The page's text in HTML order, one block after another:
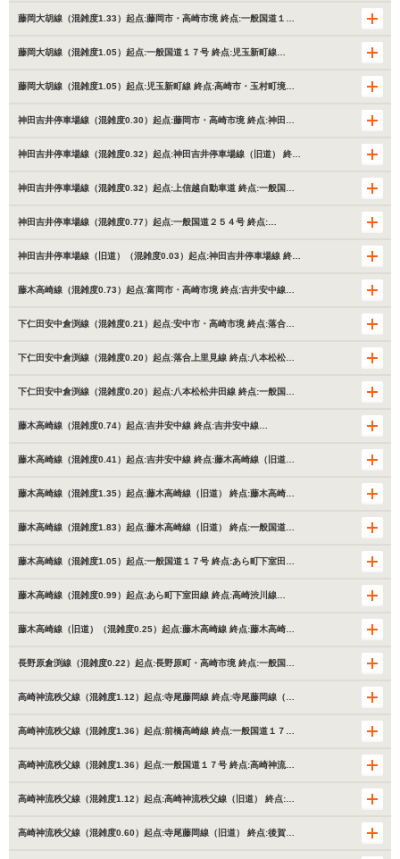
藤岡大胡線（混雑度1.33）起点:藤岡市・高崎市境 終点:一般国道１…
藤岡大胡線（混雑度1.05）起点:一般国道１７号 終点:児玉新町線…
藤岡大胡線（混雑度1.05）起点:児玉新町線 終点:高崎市・玉村町境…
神田吉井停車場線（混雑度0.30）起点:藤岡市・高崎市境 終点:神田…
神田吉井停車場線（混雑度0.32）起点:神田吉井停車場線（旧道） 終…
神田吉井停車場線（混雑度0.32）起点:上信越自動車道 終点:一般国…
神田吉井停車場線（混雑度0.77）起点:一般国道２５４号 終点:…
神田吉井停車場線（旧道）（混雑度0.03）起点:神田吉井停車場線 終…
藤木高崎線（混雑度0.73）起点:富岡市・高崎市境 終点:吉井安中線…
下仁田安中倉渕線（混雑度0.21）起点:安中市・高崎市境 終点:落合…
下仁田安中倉渕線（混雑度0.20）起点:落合上里見線 終点:八本松松…
下仁田安中倉渕線（混雑度0.20）起点:八本松松井田線 終点:一般国…
藤木高崎線（混雑度0.74）起点:吉井安中線 終点:吉井安中線…
藤木高崎線（混雑度0.41）起点:吉井安中線 終点:藤木高崎線（旧道…
藤木高崎線（混雑度1.35）起点:藤木高崎線（旧道） 終点:藤木高崎…
藤木高崎線（混雑度1.83）起点:藤木高崎線（旧道） 終点:一般国道…
藤木高崎線（混雑度1.05）起点:一般国道１７号 終点:あら町下室田…
藤木高崎線（混雑度0.99）起点:あら町下室田線 終点:高崎渋川線…
藤木高崎線（旧道）（混雑度0.25）起点:藤木高崎線 終点:藤木高崎…
長野原倉渕線（混雑度0.22）起点:長野原町・高崎市境 終点:一般国…
高崎神流秩父線（混雑度1.12）起点:寺尾藤岡線 終点:寺尾藤岡線（…
高崎神流秩父線（混雑度1.36）起点:前橋高崎線 終点:一般国道１７…
高崎神流秩父線（混雑度1.36）起点:一般国道１７号 終点:高崎神流…
高崎神流秩父線（混雑度1.12）起点:高崎神流秩父線（旧道） 終点:…
高崎神流秩父線（混雑度0.60）起点:寺尾藤岡線（旧道） 終点:後賀…